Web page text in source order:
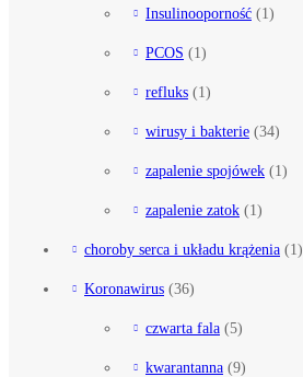
Insulinooporność (1)
PCOS (1)
refluks (1)
wirusy i bakterie (34)
zapalenie spojówek (1)
zapalenie zatok (1)
choroby serca i układu krążenia (1)
Koronawirus (36)
czwarta fala (5)
kwarantanna (9)